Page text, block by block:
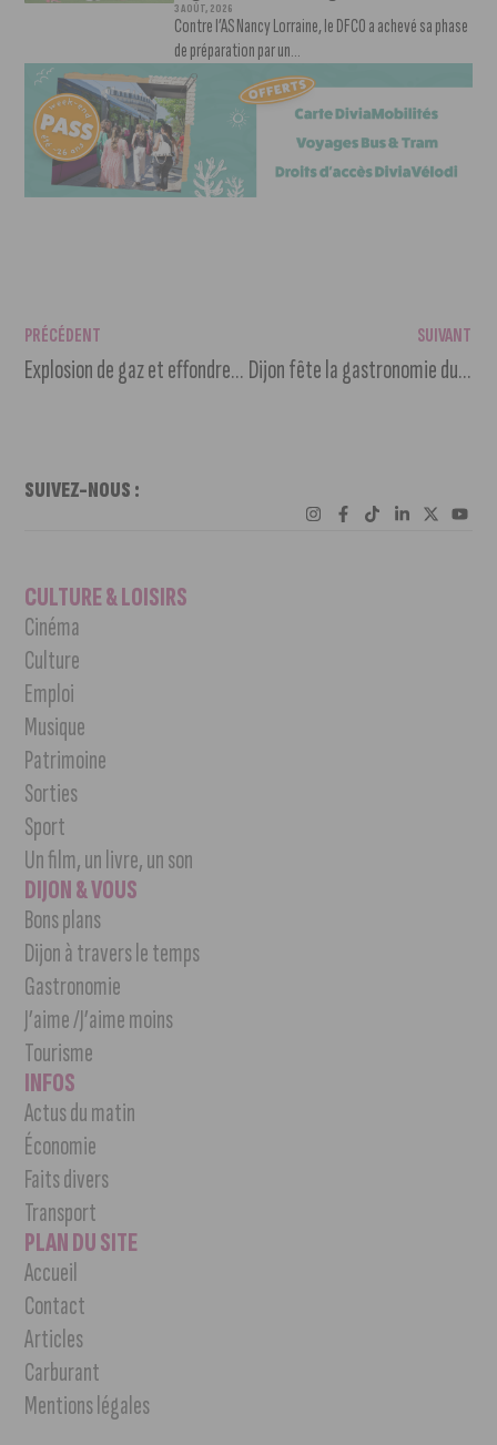
3 AOÛT, 2026
Contre l’AS Nancy Lorraine, le DFCO a achevé sa phase
de préparation par un...
PRÉCÉDENT
Explosion de gaz et effondrement d’un immeuble quartier de la gare à Dijon
SUIVANT
Dijon fête la gastronomie du 23 au 25 septembre 2016
SUIVEZ-NOUS :
CULTURE & LOISIRS
Cinéma
Culture
Emploi
Musique
Patrimoine
Sorties
Sport
Un film, un livre, un son
DIJON & VOUS
Bons plans
Dijon à travers le temps
Gastronomie
J’aime /J’aime moins
Tourisme
INFOS
Actus du matin
Économie
Faits divers
Transport
PLAN DU SITE
Accueil
Contact
Articles
Carburant
Mentions légales